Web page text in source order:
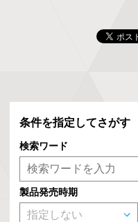
条件を指定してさがす
検索ワード
製品発売時期